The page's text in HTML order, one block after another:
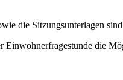
die Sitzungsunterlagen
die